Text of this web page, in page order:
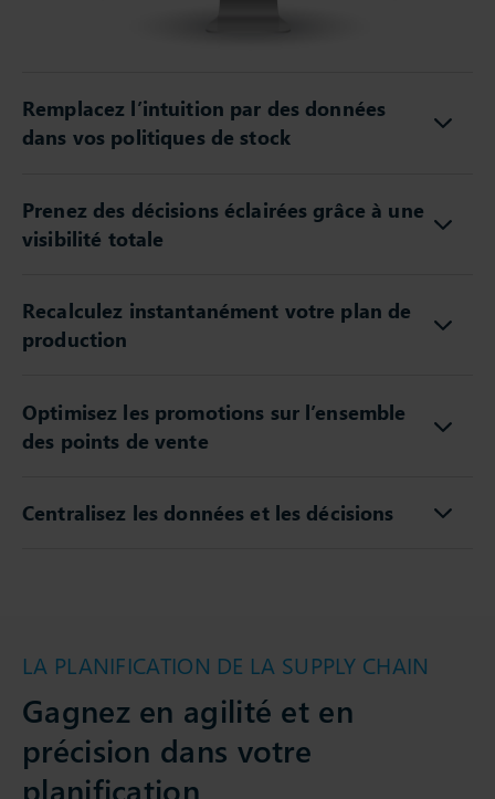
Remplacez l’intuition par des données
dans vos politiques de stock
Prenez des décisions éclairées grâce à une
visibilité totale
Recalculez instantanément votre plan de
production
Optimisez les promotions sur l’ensemble
des points de vente
Centralisez les données et les décisions
LA PLANIFICATION DE LA SUPPLY CHAIN
Gagnez en agilité et en
précision dans votre
planification